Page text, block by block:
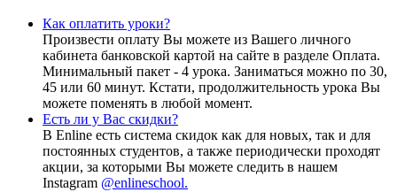
Как оплатить уроки?
Произвести оплату Вы можете из Вашего личного
кабинета банковской картой на сайте в разделе Оплата.
Минимальный пакет - 4 урока. Заниматься можно по 30,
45 или 60 минут. Кстати, продолжительность урока Вы
можете поменять в любой момент.
Есть ли у Вас скидки?
В Enline есть система скидок как для новых, так и для
постоянных студентов, а также периодически проходят
акции, за которыми Вы можете следить в нашем
Instagram @enlineschool.